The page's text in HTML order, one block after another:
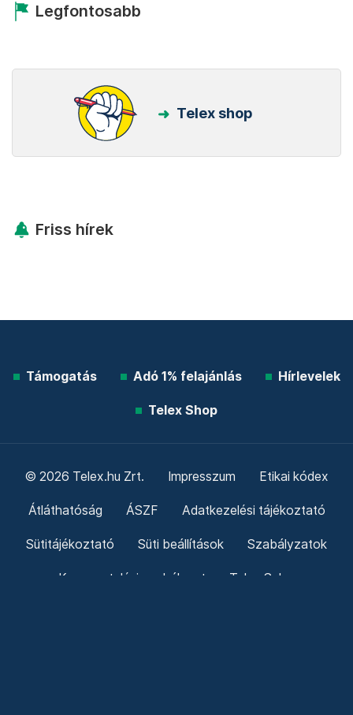
Legfontosabb
Telex shop
Friss hírek
Támogatás Adó 1% felajánlás Hírlevelek
Telex Shop
© 2026 Telex.hu Zrt. Impresszum Etikai kódex
Átláthatóság ÁSZF Adatkezelési tájékoztató
Sütitájékoztató Süti beállítások Szabályzatok
Kommentelési szabályzat Telex Sales